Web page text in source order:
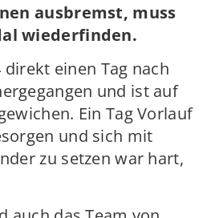
ausbremst, muss
wiederfinden.
einen Tag nach
und ist auf
Ein Tag Vorlauf
und sich mit
zu setzen war hart,